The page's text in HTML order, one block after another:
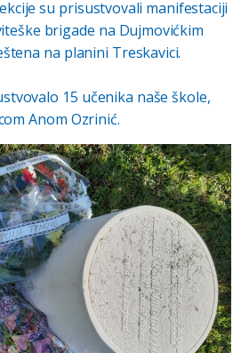
su prisustvovali manifestaciji
brigade na Dujmovićkim
na planini Treskavici.
15 učenika naše škole,
Anom Ozrinić.